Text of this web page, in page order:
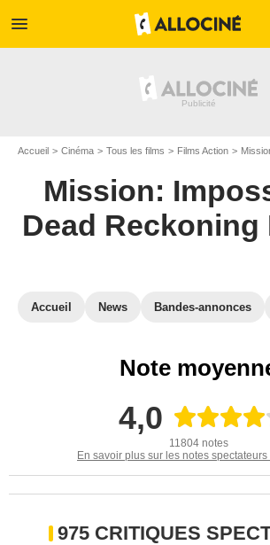
menu
Accueil Cinéma Tous les films Films Action Mission:
Mission:
Dead Reckoning
Accueil News Bandes-annonces
Note
4,0
11804 notes
En savoir plus sur les notes
975 CRITIQUES